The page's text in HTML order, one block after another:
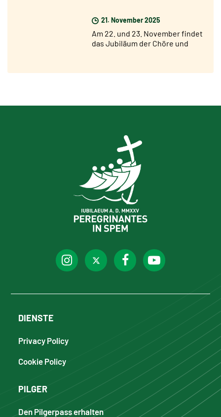
21. November 2025
Am 22. und 23. November findet
das Jubiläum der Chöre und
DIENSTE
Privacy Policy
Cookie Policy
PILGER
Den Pilgerpass erhalten